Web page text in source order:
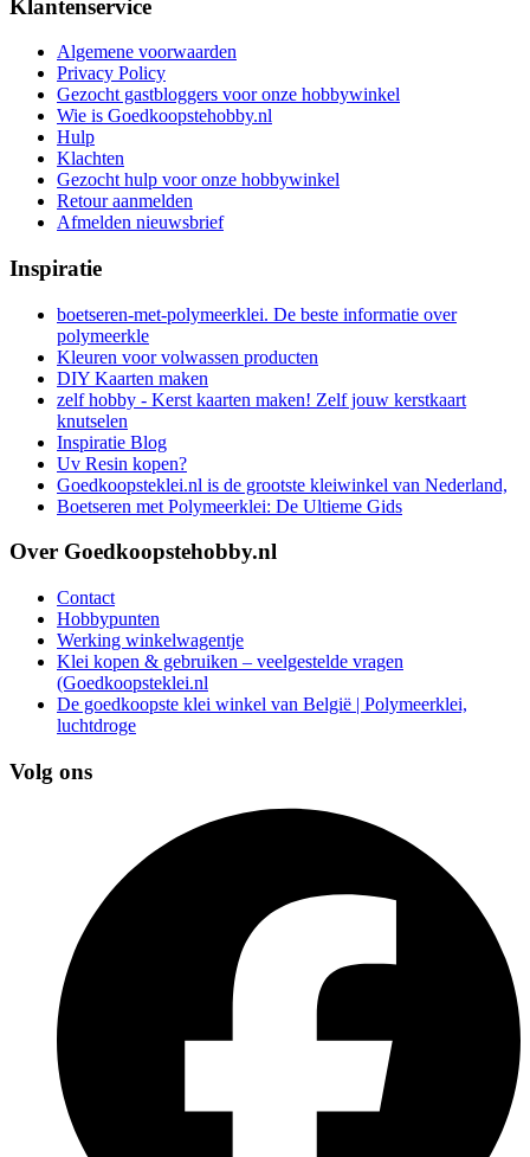
Klantenservice
Algemene voorwaarden
Privacy Policy
Gezocht gastbloggers voor onze hobbywinkel
Wie is Goedkoopstehobby.nl
Hulp
Klachten
Gezocht hulp voor onze hobbywinkel
Retour aanmelden
Afmelden nieuwsbrief
Inspiratie
boetseren-met-polymeerklei. De beste informatie over
polymeerkle
Kleuren voor volwassen producten
DIY Kaarten maken
zelf hobby - Kerst kaarten maken! Zelf jouw kerstkaart
knutselen
Inspiratie Blog
Uv Resin kopen?
Goedkoopsteklei.nl is de grootste kleiwinkel van Nederland,
Boetseren met Polymeerklei: De Ultieme Gids
Over Goedkoopstehobby.nl
Contact
Hobbypunten
Werking winkelwagentje
Klei kopen & gebruiken – veelgestelde vragen
(Goedkoopsteklei.nl
De goedkoopste klei winkel van België | Polymeerklei,
luchtdroge
Volg ons